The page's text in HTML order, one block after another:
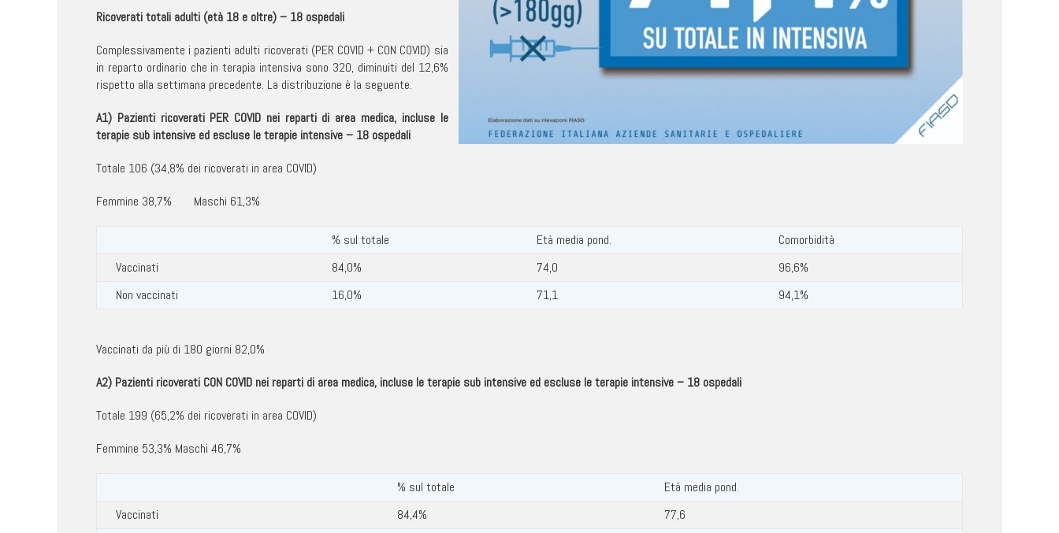
Ricoverati totali adulti (età 18 e oltre) – 18 ospedali
Complessivamente i pazienti adulti ricoverati (PER COVID + CON COVID) sia
in reparto ordinario che in terapia intensiva sono 320, diminuiti del 12,6%
rispetto alla settimana precedente. La distribuzione è la seguente.
A1) Pazienti ricoverati PER COVID nei reparti di area medica, incluse le
terapie sub intensive ed escluse le terapie intensive – 18 ospedali
Totale 106 (34,8% dei ricoverati in area COVID)
Femmine 38,7% Maschi 61,3%
% sul totale Età media pond.
Comorbidità
Vaccinati
84,0% 74,0
96,6%
Non vaccinati
16,0% 71,1 94,1%
Vaccinati da più di 180 giorni 82,0%
A2) Pazienti ricoverati CON COVID nei reparti di area medica, incluse le terapie sub intensive ed escluse le terapie intensive – 18 ospedali
Totale 199 (65,2% dei ricoverati in area COVID)
Femmine 53,3% Maschi 46,7%
% sul totale
Età media pond.
Vaccinati
84,4%
77,6